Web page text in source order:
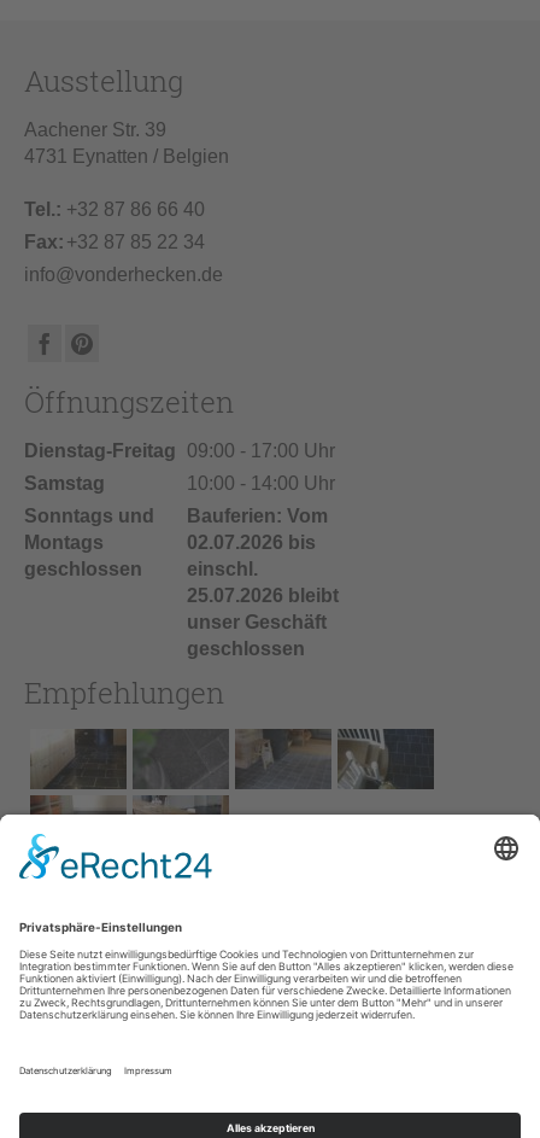
Ausstellung
Aachener Str. 39
4731 Eynatten / Belgien
Tel.: +32 87 86 66 40
Fax: +32 87 85 22 34
info@vonderhecken.de
Öffnungszeiten
Dienstag-Freitag
09:00 - 17:00 Uhr
Samstag
10:00 - 14:00 Uhr
Sonntags und
Montags
geschlossen
Bauferien: Vom
02.07.2026 bis
einschl.
25.07.2026 bleibt
unser Geschäft
geschlossen
Empfehlungen
Impressum
AGB
Service